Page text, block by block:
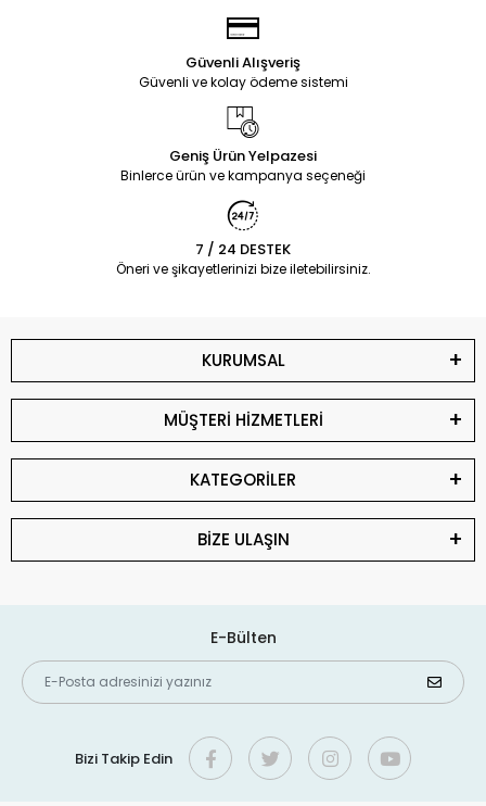
Güvenli Alışveriş
Güvenli ve kolay ödeme sistemi
Geniş Ürün Yelpazesi
Binlerce ürün ve kampanya seçeneği
7 / 24 DESTEK
Öneri ve şikayetlerinizi bize iletebilirsiniz.
KURUMSAL
MÜŞTERİ HİZMETLERİ
KATEGORİLER
BİZE ULAŞIN
E-Bülten
Bizi Takip Edin